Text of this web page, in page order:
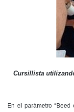
Cursillista
En el parámetro